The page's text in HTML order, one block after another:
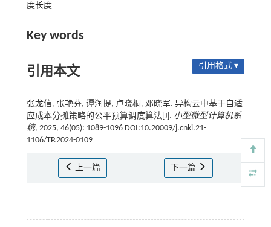
度长度
Key words
引用本文 引用格式 ▾
张龙信, 张艳芬, 谭润提, 卢晓桐, 邓晓军. 异构云中基于自适
应成本分摊策略的公平预算调度算法[J]. 小型微型计算机系
统, 2025, 46(05): 1089-1096 DOI:10.20009/j.cnki.21-
1106/TP.2024-0109
上一篇 下一篇